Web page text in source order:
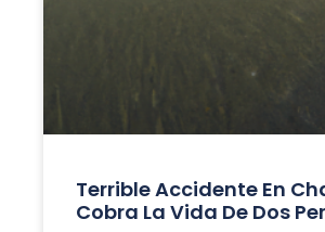
Terrible Accidente En
Cobra La Vida De Dos